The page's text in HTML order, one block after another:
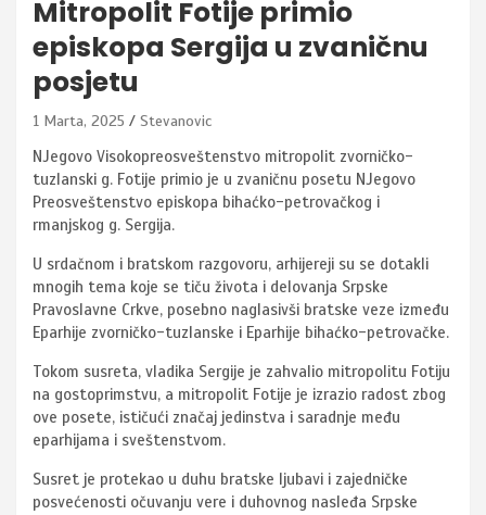
Mitropolit Fotije primio
episkopa Sergija u zvaničnu
posjetu
1 Marta, 2025 Stevanovic
NJegovo Visokopreosveštenstvo mitropolit zvorničko-
tuzlanski g. Fotije primio je u zvaničnu posetu NJegovo
Preosveštenstvo episkopa bihaćko-petrovačkog i
rmanjskog g. Sergija.
U srdačnom i bratskom razgovoru, arhijereji su se dotakli
mnogih tema koje se tiču života i delovanja Srpske
Pravoslavne Crkve, posebno naglasivši bratske veze između
Eparhije zvorničko-tuzlanske i Eparhije bihaćko-petrovačke.
Tokom susreta, vladika Sergije je zahvalio mitropolitu Fotiju
na gostoprimstvu, a mitropolit Fotije je izrazio radost zbog
ove posete, ističući značaj jedinstva i saradnje među
eparhijama i sveštenstvom.
Susret je protekao u duhu bratske ljubavi i zajedničke
posvećenosti očuvanju vere i duhovnog nasleđa Srpske